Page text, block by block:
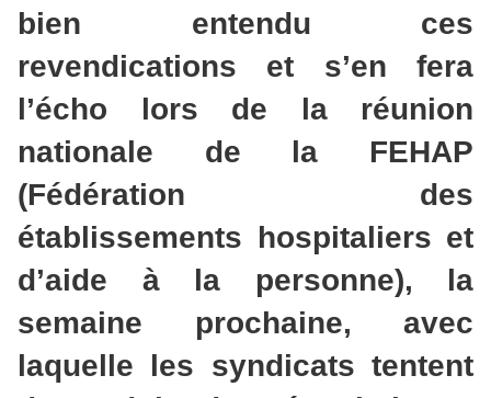
bien entendu ces
revendications et s’en fera
l’écho lors de la réunion
nationale de la FEHAP
(Fédération des
établissements hospitaliers et
d’aide à la personne), la
semaine prochaine, avec
laquelle les syndicats tentent